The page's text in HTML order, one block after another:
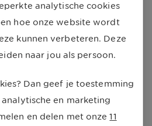
lang zekerheid
korting
op je
lang zekerheid
bij prijsstijgingen
analytische cookies
hoe onze website wordt
kunnen verbeteren. Deze
naar jou als persoon.
Dan geef je toestemming
en marketing
en delen met onze 11